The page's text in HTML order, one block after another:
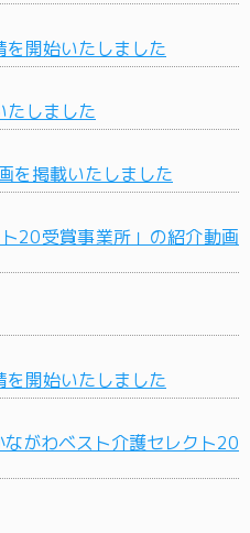
開始いたしました
たしました
を掲載いたしました
20受賞事業所」の紹介動画
開始いたしました
がわベスト介護セレクト20